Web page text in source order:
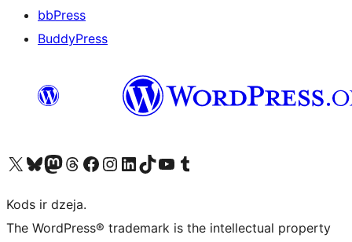
bbPress
BuddyPress
Apmeklējiet mūsu X (agrāk Twitter) kontu
Apmeklējiet mūsu Bluesky kontu
Apmeklējiet mūsu Mastodon kontu
Apmeklējiet mūsu Threads kontu
Apmeklējiet mūsu Facebook lapuApmeklējiet mūsu Instagram kontu
Apmeklējiet mūsu LinkedIn kontu
Apmeklējiet mūsu TikTok kontu
Apmeklējiet mūsu YouTube kanālu
Apmeklējiet mūsu Tumblr kontu
Kods ir dzeja.
The WordPress® trademark is the intellectual property